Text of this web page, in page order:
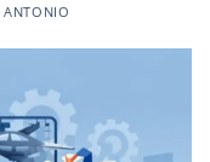
ANTONIO